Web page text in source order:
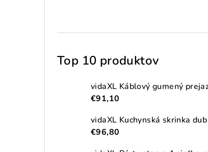
Top 10 produktov
€91,10
€96,80